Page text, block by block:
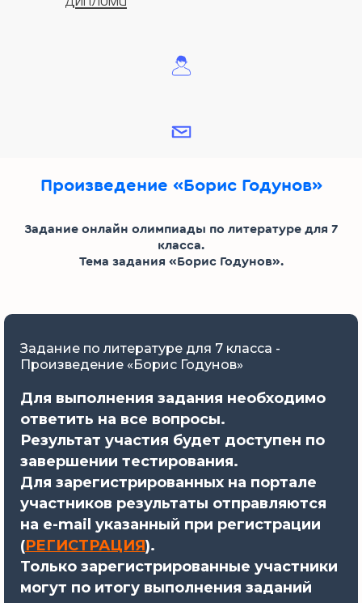
Произведение «Борис Годунов»
Задание онлайн олимпиады по литературе для 7
класса.
Тема задания «Борис Годунов».
Задание по литературе для 7 класса -
Произведение «Борис Годунов»
Для выполнения задания необходимо
ответить на все вопросы.
Результат участия будет доступен по
завершении тестирования.
Для зарегистрированных на портале
участников результаты отправляются
на e-mail указанный при регистрации
(РЕГИСТРАЦИЯ).
Только зарегистрированные участники
могут по итогу выполнения заданий